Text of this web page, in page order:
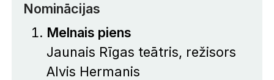
Nominācijas
Melnais piens
Jaunais Rīgas teātris, režisors
Alvis Hermanis